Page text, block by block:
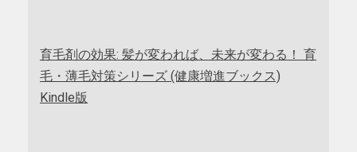
育毛剤の効果: 髪が変われば、未来が変わる！ 育
毛・薄毛対策シリーズ (健康増進ブックス)
Kindle版